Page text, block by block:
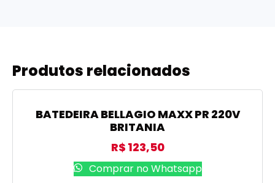
Produtos relacionados
BATEDEIRA BELLAGIO MAXX PR 220V
BRITANIA
R$ 123,50
Comprar no Whatsapp